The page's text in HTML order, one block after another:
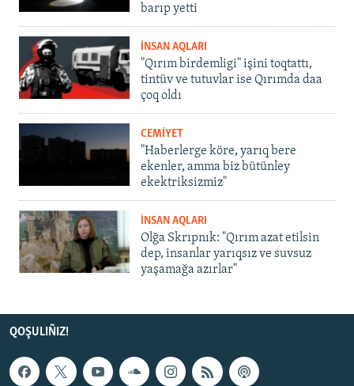
barıp yetti
İNSAN AQLARI
"Qırım birdemligi" işini toqtattı,
tintüv ve tutuvlar ise Qırımda daa
çoq oldı
CEMİYET
"Haberlerge köre, yarıq bere
ekenler, amma biz bütünley
ekektriksizmiz"
İNSAN AQLARI
Olğa Skrıpnık: "Qırım azat etilsin
dep, insanlar yarıqsız ve suvsuz
yaşamağa azırlar"
QOŞULIÑIZ!